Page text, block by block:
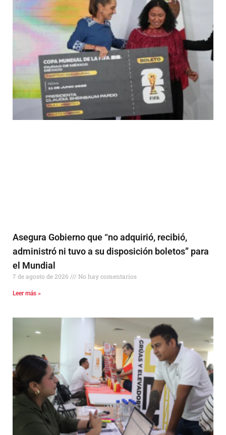
Asegura Gobierno que “no adquirió, recibió,
administró ni tuvo a su disposición boletos” para
el Mundial
7 de agosto de 2026 No hay comentarios
Leer más »